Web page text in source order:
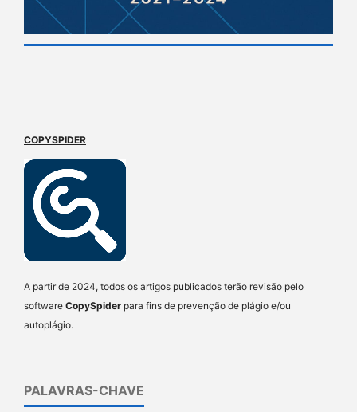
COPYSPIDER
A partir de 2024, todos os artigos publicados terão revisão pelo
software CopySpider para fins de prevenção de plágio e/ou
autoplágio.
PALAVRAS-CHAVE